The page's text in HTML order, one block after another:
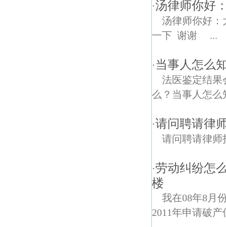
·汤律师你好
汤律师你好：
一下 谢谢 ...
·当事人怎么
法医鉴定结果
么？当事人怎么
·请问聘请律
请问聘请律师
·劳动纠纷怎
楼
我在08年8月
2011年申请破